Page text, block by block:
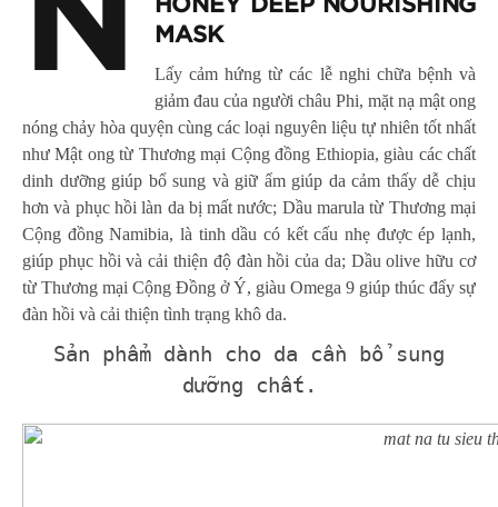
N
HONEY DEEP NOURISHING
MASK
Lấy cảm hứng từ các lễ nghi chữa bệnh và
giảm đau của người châu Phi, mặt nạ mật ong
nóng chảy hòa quyện cùng các loại nguyên liệu tự nhiên tốt nhất
như Mật ong từ Thương mại Cộng đồng Ethiopia, giàu các chất
dinh dưỡng giúp bổ sung và giữ ẩm giúp da cảm thấy dễ chịu
hơn và phục hồi làn da bị mất nước; Dầu marula từ Thương mại
Cộng đồng Namibia, là tinh dầu có kết cấu nhẹ được ép lạnh,
giúp phục hồi và cải thiện độ đàn hồi của da; Dầu olive hữu cơ
từ Thương mại Cộng Đồng ở Ý, giàu Omega 9 giúp thúc đẩy sự
đàn hồi và cải thiện tình trạng khô da.
Sản phẩm dành cho da cần bổ sung
dưỡng chất.